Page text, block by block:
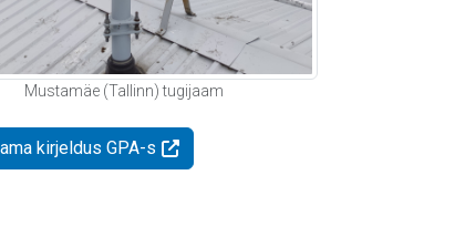
Mustamäe (Tallinn) tugijaam
kirjeldus GPA-s